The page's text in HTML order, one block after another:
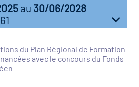
au 30/06/2028
du Plan Régional de Formation
avec le concours du Fonds